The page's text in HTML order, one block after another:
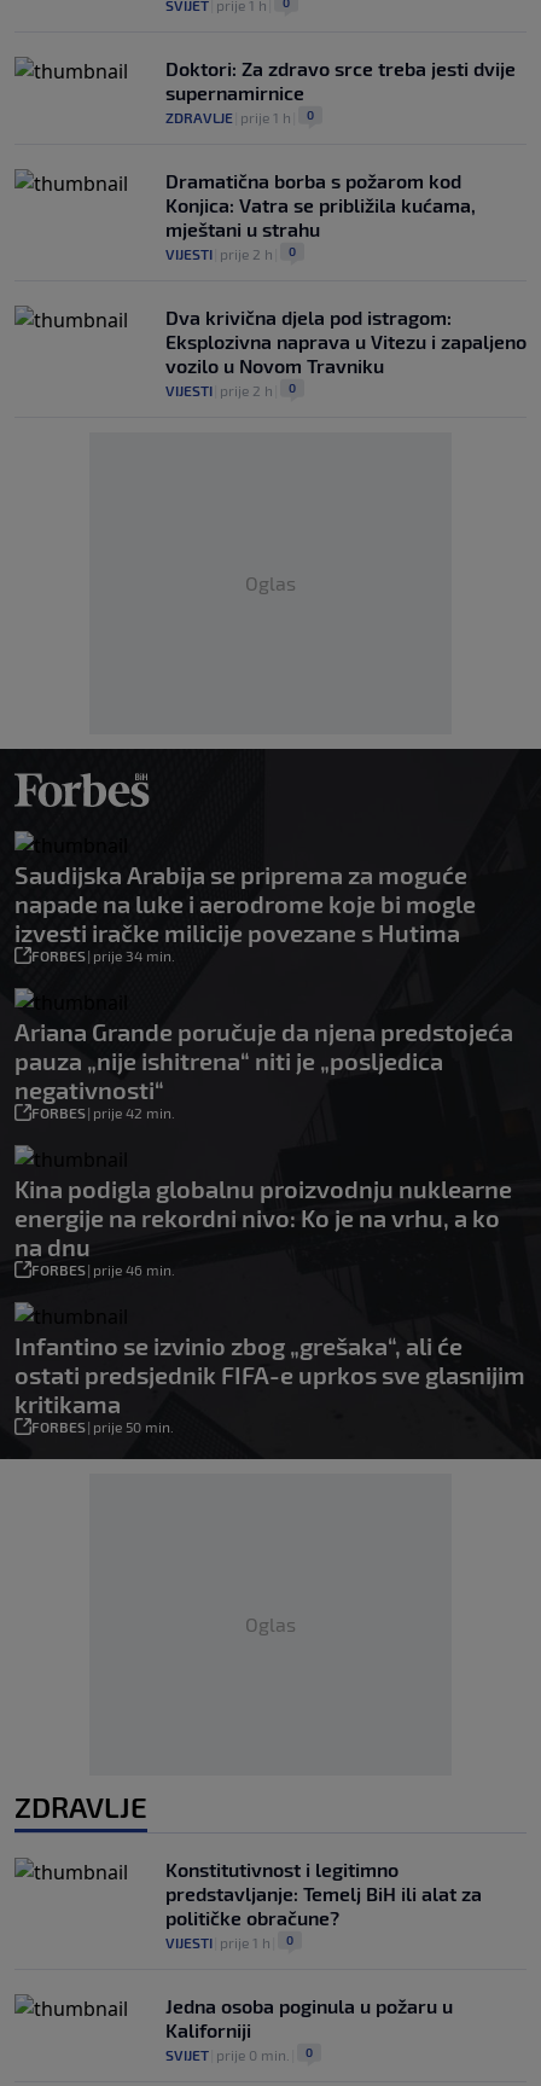
SVIJET prije 1 h
Doktori: Za zdravo srce treba jesti dvije
supernamirnice
ZDRAVLJE prije 1 h 0
Dramatična borba s požarom kod
Konjica: Vatra se približila kućama,
mještani u strahu
VIJESTI prije 2 h 0
Dva krivična djela pod istragom:
Eksplozivna naprava u Vitezu i zapaljeno
vozilo u Novom Travniku
VIJESTI prije 2 h 0
Oglas
Saudijska Arabija se priprema za moguće
napade na luke i aerodrome koje bi mogle
izvesti iračke milicije povezane s Hutima
FORBES| prije 34 min.
Ariana Grande poručuje da njena predstojeća
pauza „nije ishitrena“ niti je „posljedica
negativnosti“
FORBES| prije 42 min.
Kina podigla globalnu proizvodnju nuklearne
energije na rekordni nivo: Ko je na vrhu, a ko
na dnu
FORBES| prije 46 min.
Infantino se izvinio zbog „grešaka“, ali će
ostati predsjednik FIFA-e uprkos sve glasnijim
kritikama
FORBES| prije 50 min.
Oglas
ZDRAVLJE
Konstitutivnost i legitimno
predstavljanje: Temelj BiH ili alat za
političke obračune?
VIJESTI prije 1 h 0
Jedna osoba poginula u požaru u
Kaliforniji
SVIJET prije 0 min. 0